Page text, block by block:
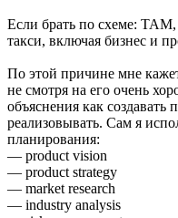
Если брать по схеме:
такси, включая бизнес и
По этой причине мне
не смотря на его очень
объяснения как создавать
реализовывать. Сам я
планирования:
— product vision
— product strategy
— market research
— industry analysis